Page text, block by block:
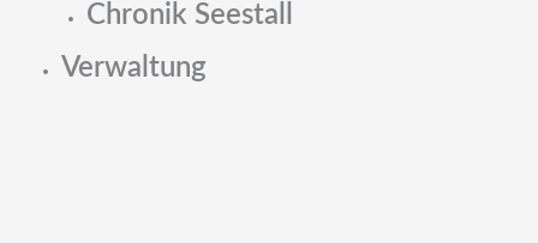
Chronik Seestall
Verwaltung